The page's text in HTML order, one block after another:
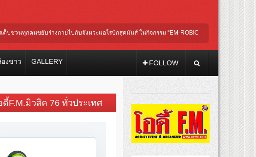
ขยับร่างกายไปกับจังหวะแอโรบิกสุดมันส์ ในกิจกรรม “EM-ROBIC DANCE FOR MOM
งข่าว GALLERY FOLLOW
F.M.มิวสิค 76 ทั่วประเทศ